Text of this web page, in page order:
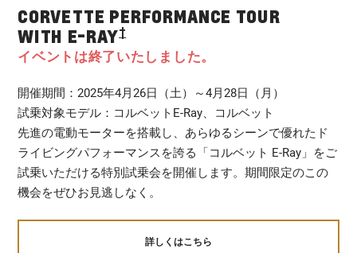
CORVETTE PERFORMANCE TOUR
WITH E-RAY†
イベントは終了いたしました。
開催期間：2025年4月26日（土）～4月28日（月）
試乗対象モデル：コルベットE-Ray、コルベット
先進の電動モーターを搭載し、あらゆるシーンで優れたド
ライビングパフォーマンスを誇る「コルベット E-Ray」をご
試乗いただける特別試乗会を開催します。期間限定のこの
機会をぜひお見逃しなく。
詳しくはこちら